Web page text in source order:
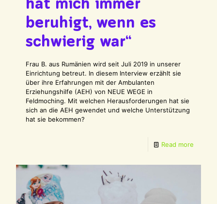
hat mich immer
beruhigt, wenn es
schwierig war“
Frau B. aus Rumänien wird seit Juli 2019 in unserer
Einrichtung betreut. In diesem Interview erzählt sie
über ihre Erfahrungen mit der Ambulanten
Erziehungshilfe (AEH) von NEUE WEGE in
Feldmoching. Mit welchen Herausforderungen hat sie
sich an die AEH gewendet und welche Unterstützung
hat sie bekommen?
Read more